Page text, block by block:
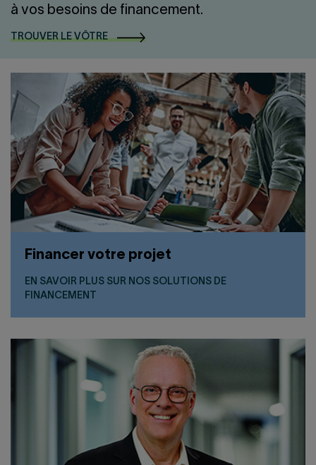
à vos besoins de financement.
TROUVER LE VÔTRE
Financer votre projet
EN SAVOIR PLUS SUR NOS SOLUTIONS DE
FINANCEMENT